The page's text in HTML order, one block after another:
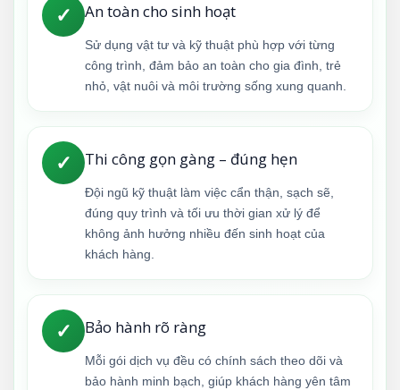
✓ An toàn cho sinh hoạt
Sử dụng vật tư và kỹ thuật phù hợp với từng
công trình, đảm bảo an toàn cho gia đình, trẻ
nhỏ, vật nuôi và môi trường sống xung quanh.
✓ Thi công gọn gàng – đúng hẹn
Đội ngũ kỹ thuật làm việc cẩn thận, sạch sẽ,
đúng quy trình và tối ưu thời gian xử lý để
không ảnh hưởng nhiều đến sinh hoạt của
khách hàng.
✓ Bảo hành rõ ràng
Mỗi gói dịch vụ đều có chính sách theo dõi và
bảo hành minh bạch, giúp khách hàng yên tâm